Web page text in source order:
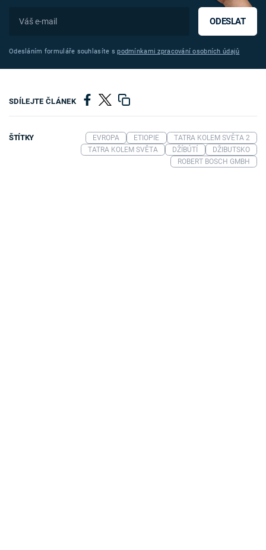
ODESLAT
Odesláním formuláře souhlasíte spodmínkami zpracování osobních údajů
SDÍLEJTE ČLÁNEK
ŠTÍTKY EVROPA ETIOPIE
TATRA KOLEM SVĚTA 2
TATRA KOLEM SVĚTA
DŽÍBÚTÍ
DŽIBUTSKO
ROBERT BOSCH GMBH